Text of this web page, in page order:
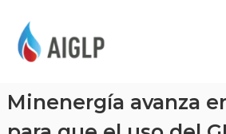
P
Minenergía avanza